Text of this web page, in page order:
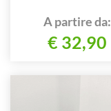
A partire da:
€ 32,90